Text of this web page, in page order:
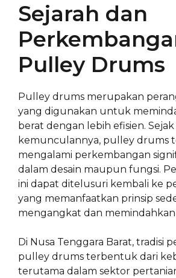
Sejarah dan
Pulley Drums
Pulley drums merupakan
yang digunakan untuk
berat dengan lebih efisien. Sejak
kemunculannya, pulley drums
mengalami perkembangan
dalam desain maupun fungsi.
ini dapat ditelusuri kembali ke
yang memanfaatkan prinsip
mengangkat dan memindahkan
Di Nusa Tenggara Barat, tradisi
pulley drums terbentuk dari
terutama dalam sektor